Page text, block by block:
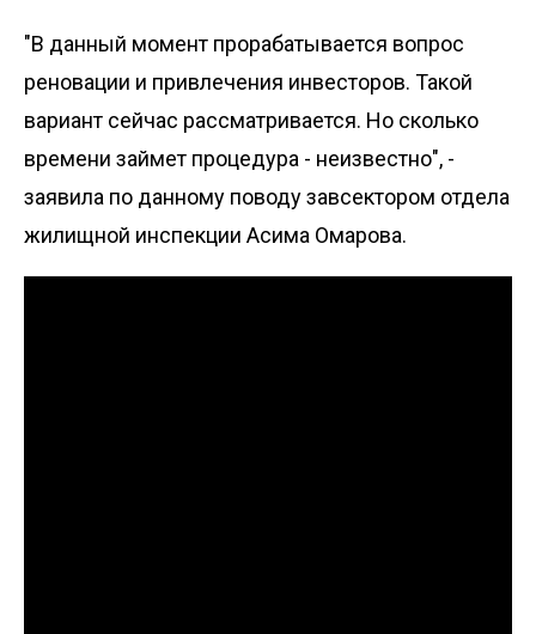
"В данный момент прорабатывается вопрос
реновации и привлечения инвесторов. Такой
вариант сейчас рассматривается. Но сколько
времени займет процедура - неизвестно", -
заявила по данному поводу завсектором отдела
жилищной инспекции Асима Омарова.